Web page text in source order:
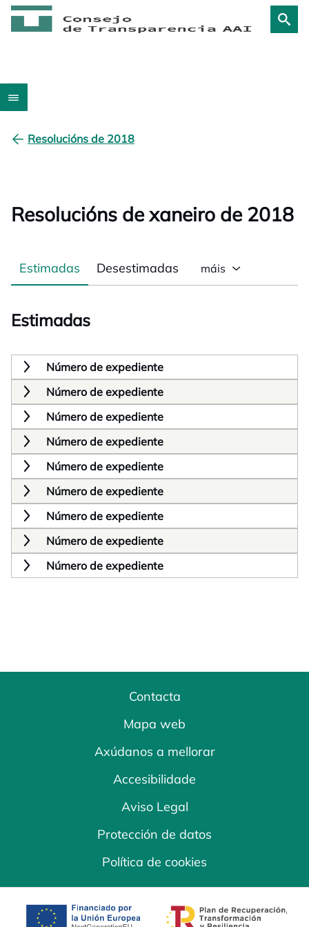
Resolucións de 2018
Resolucións de xaneiro de 2018
Estimadas Desestimadas máis
Estimadas
Número de expediente
Número de expediente
Número de expediente
Número de expediente
Número de expediente
Número de expediente
Número de expediente
Número de expediente
Número de expediente
Contacta
Mapa web
Axúdanos a mellorar
Accesibilidade
Aviso Legal
Protección de datos
Política de cookies
opens in a new tab opens in a new